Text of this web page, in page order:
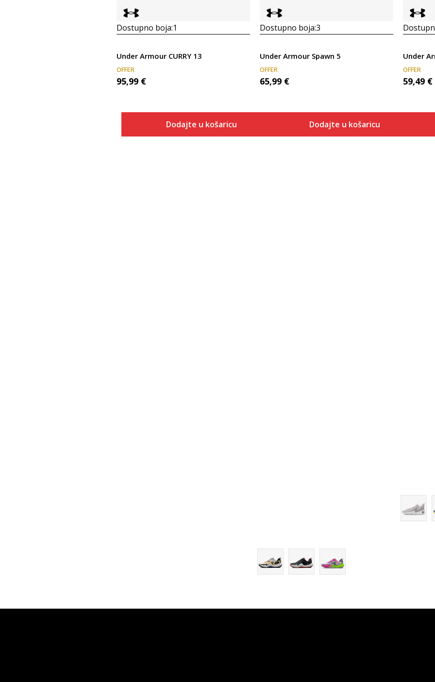
Dostupno boja:1
Under Armour CURRY 13
OFFER
95,99 €
Dodajte u košaricu
Dostupno boja:3
Under Armour Spawn 5
OFFER
65,99 €
Dodajte u košaricu
Under
OFFER
59,49 €